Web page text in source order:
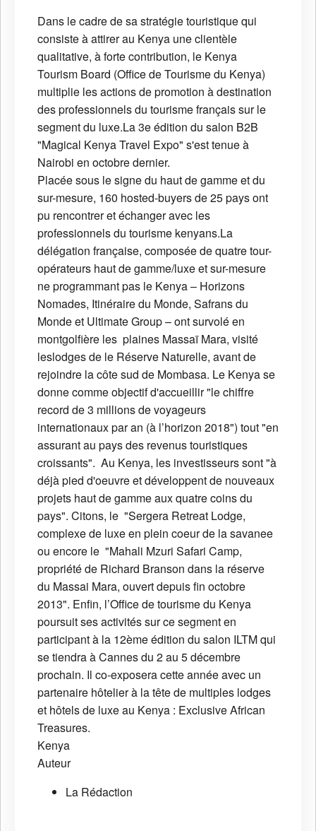
Dans le cadre de sa stratégie touristique qui
consiste à attirer au Kenya une clientèle
qualitative, à forte contribution, le Kenya
Tourism Board (Office de Tourisme du Kenya)
multiplie les actions de promotion à destination
des professionnels du tourisme français sur le
segment du luxe.La 3e édition du salon B2B
"Magical Kenya Travel Expo" s'est tenue à
Nairobi en octobre dernier.
Placée sous le signe du haut de gamme et du
sur-mesure, 160 hosted-buyers de 25 pays ont
pu rencontrer et échanger avec les
professionnels du tourisme kenyans.La
délégation française, composée de quatre tour-
opérateurs haut de gamme/luxe et sur-mesure
ne programmant pas le Kenya – Horizons
Nomades, Itinéraire du Monde, Safrans du
Monde et Ultimate Group – ont survolé en
montgolfière les plaines Massaï Mara, visité
leslodges de le Réserve Naturelle, avant de
rejoindre la côte sud de Mombasa. Le Kenya se
donne comme objectif d'accueillir "le chiffre
record de 3 millions de voyageurs
internationaux par an (à l’horizon 2018") tout "en
assurant au pays des revenus touristiques
croissants". Au Kenya, les investisseurs sont "à
déjà pied d'oeuvre et développent de nouveaux
projets haut de gamme aux quatre coins du
pays". Citons, le "Sergera Retreat Lodge,
complexe de luxe en plein coeur de la savanee
ou encore le "Mahali Mzuri Safari Camp,
propriété de Richard Branson dans la réserve
du Massai Mara, ouvert depuis fin octobre
2013". Enfin, l’Office de tourisme du Kenya
poursuit ses activités sur ce segment en
participant à la 12ème édition du salon ILTM qui
se tiendra à Cannes du 2 au 5 décembre
prochain. Il co-exposera cette année avec un
partenaire hôtelier à la tête de multiples lodges
et hôtels de luxe au Kenya : Exclusive African
Treasures.
Kenya
Auteur
La Rédaction